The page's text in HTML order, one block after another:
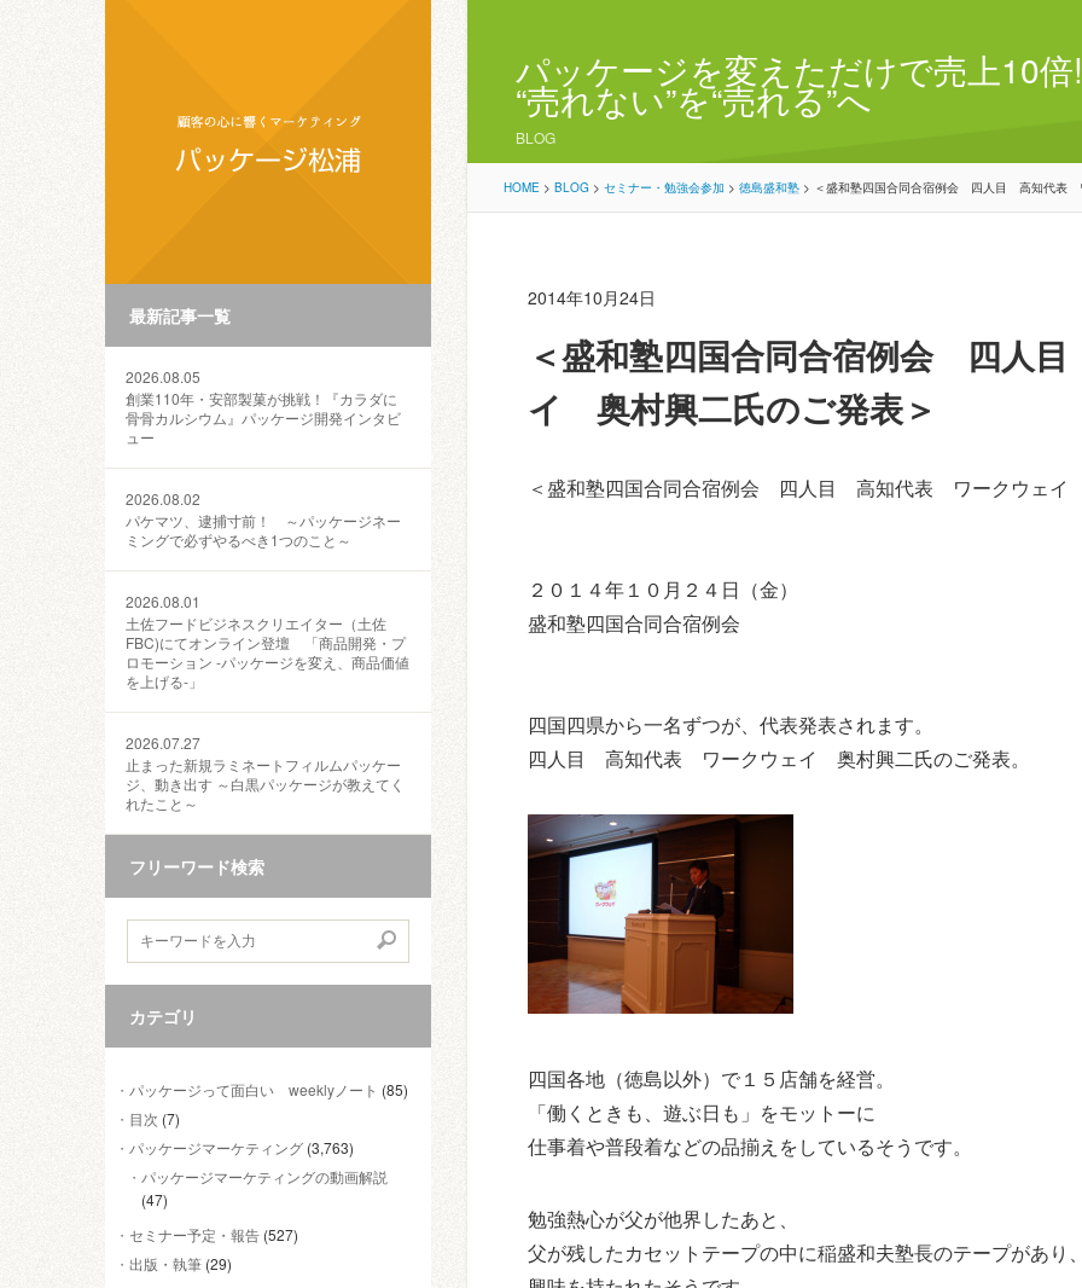
最新記事一覧
2026.08.05
創業110年・安部製菓が挑戦！『カラダに
骨骨カルシウム』パッケージ開発インタビ
ュー
2026.08.02
パケマツ、逮捕寸前！ ～パッケージネー
ミングで必ずやるべき1つのこと～
2026.08.01
土佐フードビジネスクリエイター（土佐
FBC)にてオンライン登壇 「商品開発・プ
ロモーション ‐パッケージを変え、商品価値
を上げる‐」
2026.07.27
止まった新規ラミネートフィルムパッケー
ジ、動き出す ～白黒パッケージが教えてく
れたこと～
フリーワード検索
カテゴリ
パッケージって面白い weeklyノート (85)
目次 (7)
パッケージマーケティング (3,763)
パッケージマーケティングの動画解説
(47)
セミナー予定・報告 (527)
出版・執筆 (29)
パッケージを変えただけで売上10
“売れない”を“売れる”へ
BLOG
HOME > BLOG > セミナー・勉強会参加 > 徳島盛和塾 > ＜盛和塾四国合同合宿例会 四人目 高知代表
2014年10月24日
＜盛和塾四国合同合宿例会 四人
イ 奥村興二氏のご発表＞
＜盛和塾四国合同合宿例会 四 人目 高知代表 ワークウェイ
２０１４年１０月２４日（金）
盛和塾四国合同合宿例会
四国四県から一名ずつが、代表発表されます。
四 人目 高知代表 ワークウェイ 奥村興二氏のご発表。
四国各地（徳島以外）で１５店舗を経営。
「働くときも、遊ぶ日も」をモットーに
仕事着や普段着などの品揃えをしているそうです。
勉強熱心が父が他界したあと、
父が残したカセットテープの中に稲盛和夫塾長のテープがあり